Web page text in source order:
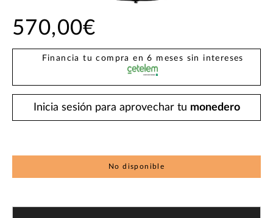
570,00€
Financia tu compra en 6 meses sin intereses
Inicia sesión para aprovechar tu monedero
No disponible